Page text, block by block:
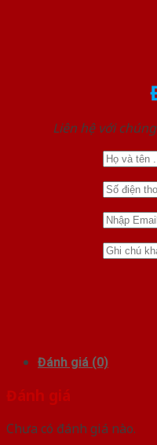
Liên hệ với
Đánh giá (0)
Đánh giá
Chưa có đánh giá nào.